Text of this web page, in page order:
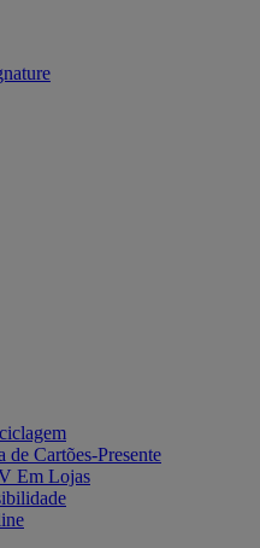
de Cartões-Presente
Em Lojas